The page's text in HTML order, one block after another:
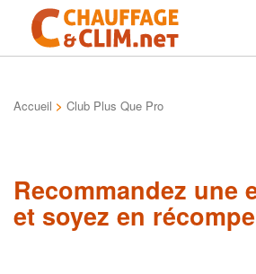
Accueil > Club Plus Que Pro
Recommandez une
et soyez en